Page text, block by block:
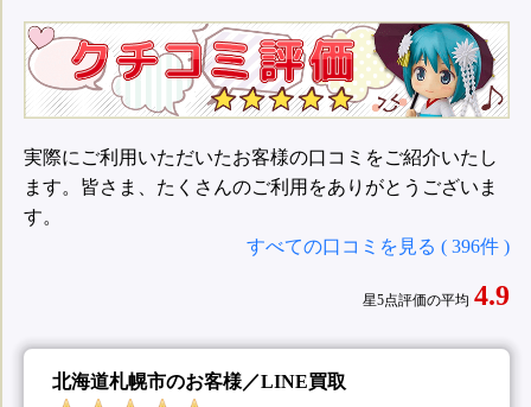
実際にご利用いただいたお客様の口コミをご紹介いたし
ます。皆さま、たくさんのご利用をありがとうございま
す。
すべての口コミを見る ( 396件 )
星5点評価の平均 4.9
北海道札幌市のお客様／LINE買取